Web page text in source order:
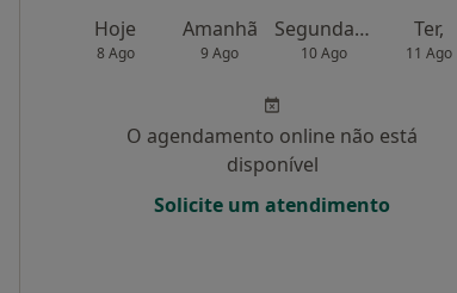
Hoje
8 Ago
Amanhã
9 Ago
Segunda-feira
10 Ago
Ter,
11 Ago
O agendamento online não está
disponível
Solicite um atendimento